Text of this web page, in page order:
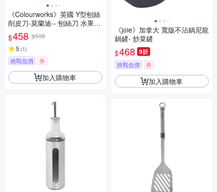
《Colourworks》英國 Y型刨絲
削皮刀-莫蘭迪-- 刨絲刀 水果蔬
果刨皮刀 去皮刀 果皮削皮器
$458 $508
5 (1)
挑戰低價 券
加入購物車
《joie》加拿大 寬版不沾鍋尼龍
鍋鏟- 炒菜鏟
$468 9折
挑戰低價 券
加入購物車